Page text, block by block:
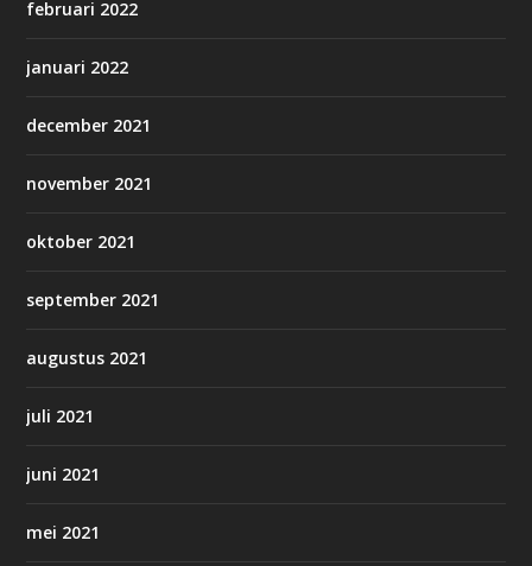
februari 2022
januari 2022
december 2021
november 2021
oktober 2021
september 2021
augustus 2021
juli 2021
juni 2021
mei 2021